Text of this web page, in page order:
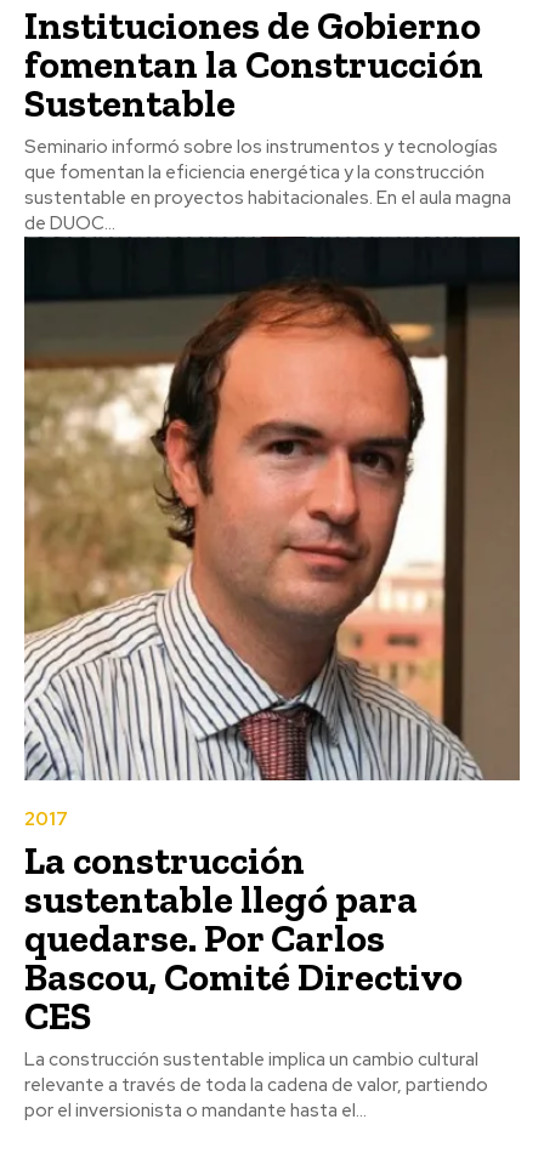
Instituciones de Gobierno
fomentan la Construcción
Sustentable
Seminario informó sobre los instrumentos y tecnologías
que fomentan la eficiencia energética y la construcción
sustentable en proyectos habitacionales. En el aula magna
de DUOC...
2017
La construcción
sustentable llegó para
quedarse. Por Carlos
Bascou, Comité Directivo
CES
La construcción sustentable implica un cambio cultural
relevante a través de toda la cadena de valor, partiendo
por el inversionista o mandante hasta el...